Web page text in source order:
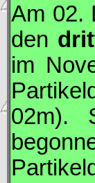
Am 02.
den
im
02m).